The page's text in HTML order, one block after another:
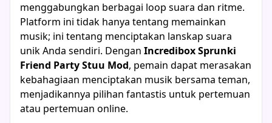
menggabungkan berbagai loop suara dan ritme.
Platform ini tidak hanya tentang memainkan
musik; ini tentang menciptakan lanskap suara
unik Anda sendiri. Dengan Incredibox Sprunki
Friend Party Stuu Mod, pemain dapat merasakan
kebahagiaan menciptakan musik bersama teman,
menjadikannya pilihan fantastis untuk pertemuan
atau pertemuan online.